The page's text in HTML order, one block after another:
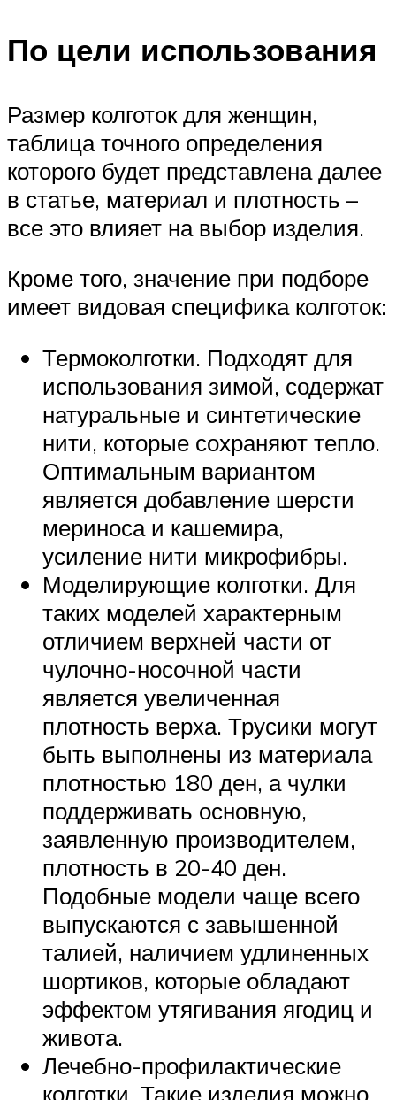
По цели использования
Размер колготок для женщин,
таблица точного определения
которого будет представлена далее
в статье, материал и плотность –
все это влияет на выбор изделия.
Кроме того, значение при подборе
имеет видовая специфика колготок:
Термоколготки. Подходят для
использования зимой, содержат
натуральные и синтетические
нити, которые сохраняют тепло.
Оптимальным вариантом
является добавление шерсти
мериноса и кашемира,
усиление нити микрофибры.
Моделирующие колготки. Для
таких моделей характерным
отличием верхней части от
чулочно-носочной части
является увеличенная
плотность верха. Трусики могут
быть выполнены из материала
плотностью 180 ден, а чулки
поддерживать основную,
заявленную производителем,
плотность в 20-40 ден.
Подобные модели чаще всего
выпускаются с завышенной
талией, наличием удлиненных
шортиков, которые обладают
эффектом утягивания ягодиц и
живота.
Лечебно-профилактические
колготки. Такие изделия можно